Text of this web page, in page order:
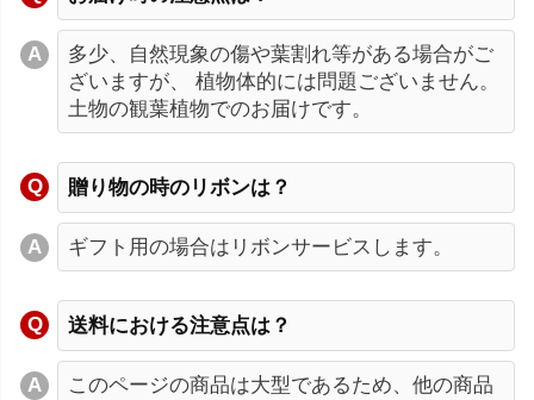
多少、自然現象の傷や葉割れ等がある場合がご
ざいますが、 植物体的には問題ございません。
土物の観葉植物でのお届けです。
贈り物の時のリボンは？
ギフト用の場合はリボンサービスします。
送料における注意点は？
このページの商品は大型であるため、他の商品